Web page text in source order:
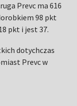
Prevc ma 616
98 pkt
pkt i jest 37.
dotychczas
Prevc w